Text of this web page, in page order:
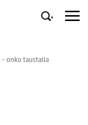
onko taustalla